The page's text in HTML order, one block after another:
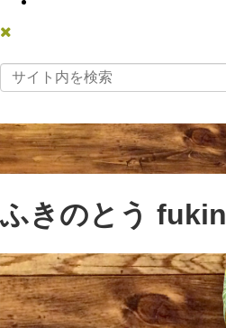
ふきのとう